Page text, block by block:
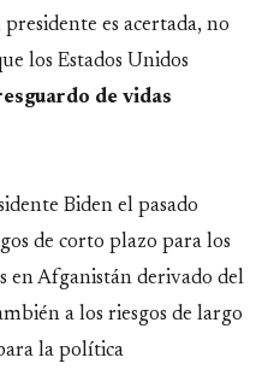
es acertada, no
los Estados Unidos
de vidas
Biden el pasado
de corto plazo para los
en Afganistán derivado del
a los riesgos de largo
la política